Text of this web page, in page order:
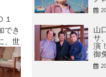
１
でき
、世
山
サ
演
御